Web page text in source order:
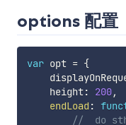
options 配置
var opt = {
    height
: 200,
endLoad :
//  do